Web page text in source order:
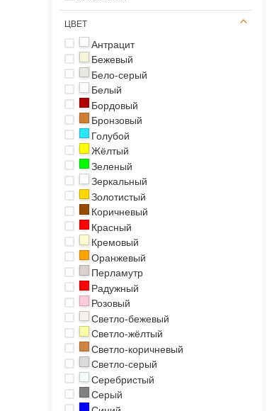
ЦВЕТ
Антрацит
Бежевый
Бело-серый
Белый
Бордовый
Бронзовый
Голубой
Жёлтый
Зеленый
Зеркальный
Золотистый
Коричневый
Красный
Кремовый
Оранжевый
Перламутр
Радужный
Розовый
Светло-бежевый
Светло-жёлтый
Светло-коричневый
Светло-серый
Серебристый
Серый